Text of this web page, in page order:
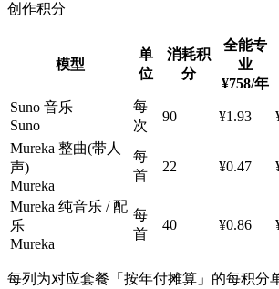
创作积分
模型
单
位
消耗积
分
全能专
业
¥758/年
Suno 音乐
Suno
每
次
90 ¥1.93
Mureka 整曲(带人
声)
Mureka
每
首
22 ¥0.47
Mureka 纯音乐 / 配
乐
Mureka
每
首
40 ¥0.86
每列为对应套餐「按年付摊算」的每积分